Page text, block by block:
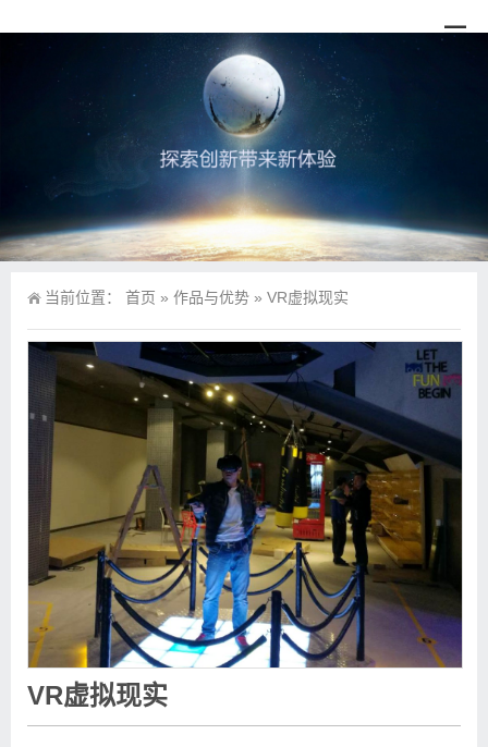
当前位置： 首页 » 作品与优势 » VR虚拟现实
VR虚拟现实